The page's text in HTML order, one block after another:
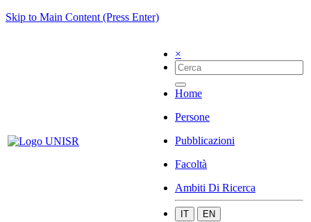
Skip to Main Content (Press Enter)
×
Home
Persone
Pubblicazioni
Facoltà
Ambiti Di Ricerca
IT EN